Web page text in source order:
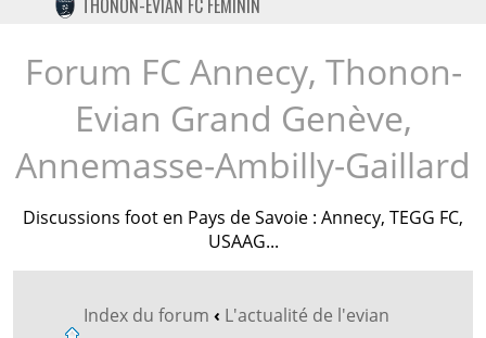
TWITTER
INSTAGRAM
THONON-EVIAN FC FÉMININ
Forum FC Annecy, Thonon-
Evian Grand Genève,
Annemasse-Ambilly-Gaillard
Discussions foot en Pays de Savoie : Annecy, TEGG FC,
USAAG...
Index du forum ‹ L'actualité de l'evian